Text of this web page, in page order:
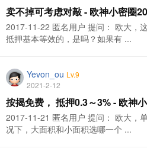
卖不掉可考虑对敲 - 欧神小密圈
2017-11-22 匿名用户 提问： 欧大，
抵押基本等效的，是吗？如果有 ...
Yevon_ou Lv.9
2021-2-12
按揭免费， 抵押0.3～3% - 欧神
2017-11-21 匿名用户 提问： 欧大，
况下，大面积和小面积选哪一个 ...